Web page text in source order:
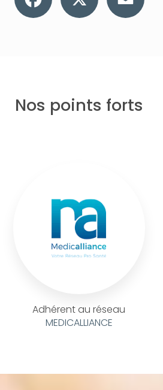
Nos points forts
Adhérent au réseau
MEDICALLIANCE